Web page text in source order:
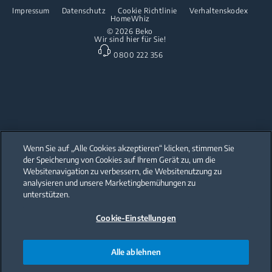
Freistehende Geschirrspüler
Einbau-Geschirrspüler
Partnerschaften
Beko Professional
Reparaturinformationen & Ersatzteile
Garantie
© 2026 Beko
Impressum Datenschutz Cookie Richtlinie
Verhaltenskodex
HomeWhiz
Wir sind hier für Sie!
0800 222 356
Our parent company, Beko has 55,000 employees throughout the world
with its global operations through its subsidiaries in 57 countries and 45
production facilities in 13 countries
(i.e. Türkiye, UK, Italy, Romania, Slovakia, Poland, South Africa, Russia,
Pakistan, India, Bangladesh, Thailand and China).
Beko became the largest white goods company in Europe with its
are home to over 2,300 researchers and hold more than 3,500
international registered patent applications to date.
Wenn Sie auf „Alle Cookies akzeptieren“ klicken, stimmen Sie
der Speicherung von Cookies auf Ihrem Gerät zu, um die
Websitenavigation zu verbessern, die Websitenutzung zu
analysieren und unsere Marketingbemühungen zu
unterstützen.
Cookie-Einstellungen
Alle ablehnen